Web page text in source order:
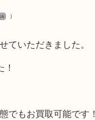
A
）
ていただきました。
でもお買取可能です！